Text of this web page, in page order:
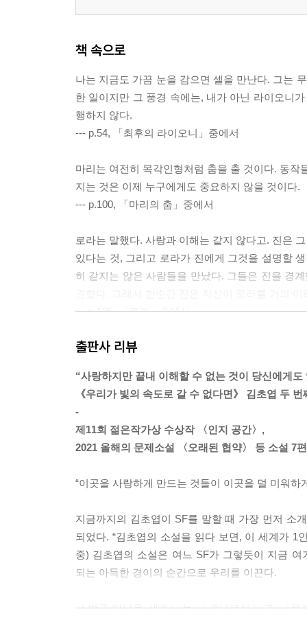
책 속으로
나는 지금도 가끔 눈을 감으면 셀을 만난다. 그는
한 일이지만 그 풍경 속에는, 내가 아닌 라이오니
행하지 않다.
--- p.54, 「최후의 라이오니」중에서
마리는 여전히 목각인형처럼 춤을 출 것이다. 동
지는 것은 이제 누구에게도 중요하지 않을 것이다.
--- p.100, 「마리의 춤」중에서
로라는 말했다. 사랑과 이해는 같지 않다고. 진은
있다는 것, 그리고 로라가 진에게 그것을 설명할
히 같지는 않은 사람들을 만났다. 그들은 진을 경
--- p.105, 「로라」중에서
로라를 이해하는 단 한 사람, 진은 그런 사람이 되
우리에게 주어진 삶의 시간은, 이 행성의 시간을
나는 고개를 돌려 내가 멀어져 온 격자 구조물을
다. 그리고 방금 내가 떠나온 세계이기도 했다.
--- p.272「인지 공간」중에서
출판사 리뷰
“사랑하지만 끝내 이해할 수 없는 것이 당신에게도
《우리가 빛의 속도로 갈 수 없다면》 김초엽 두 번
-
제11회 젊은작가상 수상작 〈인지 공간〉,
2021 올해의 문제소설 〈오래된 협약〉 등 소설 7
“이곳을 사랑하게 만드는 것들이 이곳을 덜 미워
지금까지의 김초엽이 SF를 말할 때 가장 먼저 소
되었다. “김초엽의 소설을 읽다 보면, 이 세계가 1
중) 김초엽의 소설은 여느 SF가 그렇듯이 지금
되는 아득한 경이의 순간으로 우리를 이끈다.
《방금 떠나온 세계》는 〈관내분실〉과 〈우